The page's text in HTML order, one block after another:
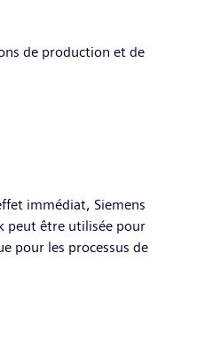
de production et de
immédiat, Siemens
peut être utilisée pour
pour les processus de